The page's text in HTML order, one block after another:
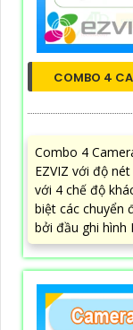
COMBO 4
Combo 4
EZVIZ với độ
với 4 chế độ
biệt các chuyển
bởi đầu ghi hình